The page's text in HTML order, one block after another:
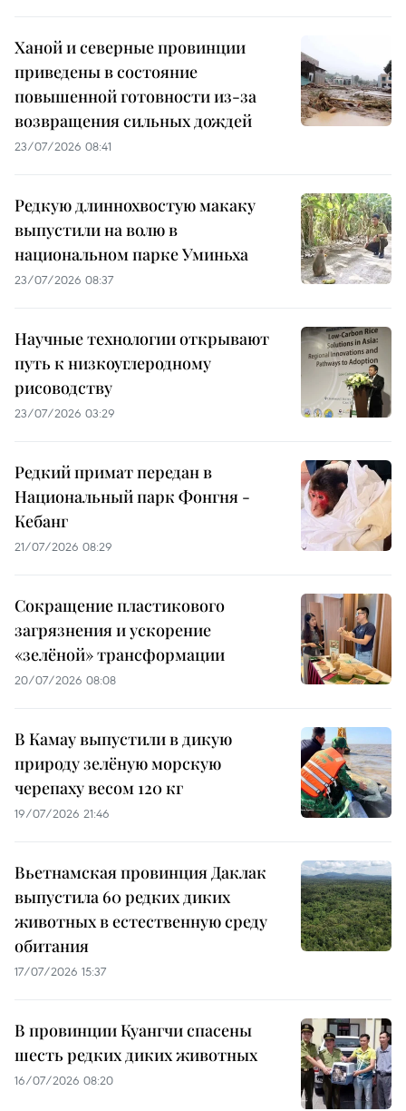
Ханой и северные провинции
приведены в состояние
повышенной готовности из-за
возвращения сильных дождей
23/07/2026 08:41
Редкую длиннохвостую макаку
выпустили на волю в
национальном парке Уминьха
23/07/2026 08:37
Научные технологии открывают
путь к низкоуглеродному
рисоводству
23/07/2026 03:29
Редкий примат передан в
Национальный парк Фонгня -
Кебанг
21/07/2026 08:29
Сокращение пластикового
загрязнения и ускорение
«зелёной» трансформации
20/07/2026 08:08
В Камау выпустили в дикую
природу зелёную морскую
черепаху весом 120 кг
19/07/2026 21:46
Вьетнамская провинция Даклак
выпустила 60 редких диких
животных в естественную среду
обитания
17/07/2026 15:37
В провинции Куангчи спасены
шесть редких диких животных
16/07/2026 08:20